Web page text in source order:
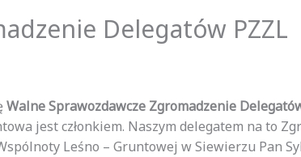
Delegatów PZZL
Walne Sprawozdawcze Zgromadzenie
jest członkiem. Naszym delegatem na to
Leśno – Gruntowej w Siewierzu Pan